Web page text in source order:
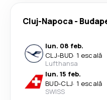
Cluj-Napoca-
lun. 08 feb.
CLJ-BUD· 1 escală
Lufthansa
lun. 15 feb.
BUD-CLJ· 1 escală
SWISS